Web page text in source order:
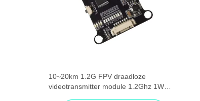
10~20km 1.2G FPV draadloze
videotransmitter module 1.2Ghz 1W